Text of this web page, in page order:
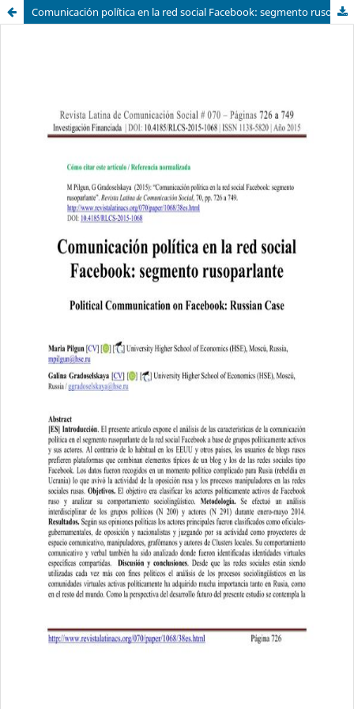
Comunicación política en la red social Facebook: segmento rusoparlante